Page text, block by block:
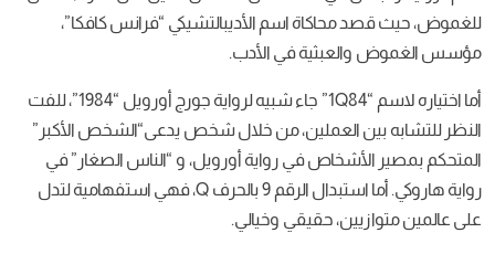
محاكاة اسمالأديبالتشيكي“فرانسكافكا”،
والعبثيةفيالأدب.
جاء شبيهلروايةجورجأورويل “1984”، للفت
منخلال شخصيدعى“ الشخصالأكبر”
فيرواية أورويل، و “الناسالصغار”في
الرقم9 بالحرفQ ، فهياستفهامية لتدل
حقيقيوخيالي.